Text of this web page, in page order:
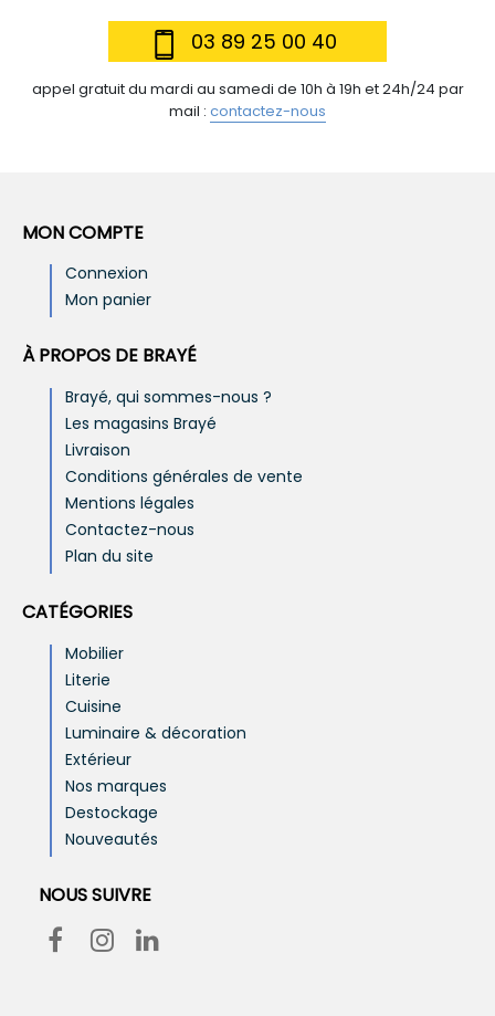
03 89 25 00 40
appel gratuit du mardi au samedi de 10h à 19h et 24h/24 par
mail : contactez-nous
MON COMPTE
Connexion
Mon panier
À PROPOS DE BRAYÉ
Brayé, qui sommes-nous ?
Les magasins Brayé
Livraison
Conditions générales de vente
Mentions légales
Contactez-nous
Plan du site
CATÉGORIES
Mobilier
Literie
Cuisine
Luminaire & décoration
Extérieur
Nos marques
Destockage
Nouveautés
NOUS SUIVRE